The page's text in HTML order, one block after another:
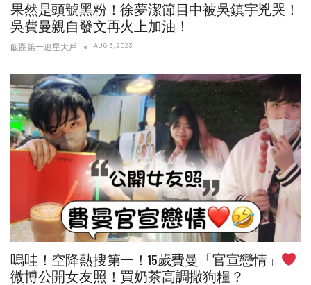
果然是頭號黑粉！徐夢潔節目中被吳鎮宇兇哭！
吳費曼親自發文再火上加油！
飯圈第一追星大戶 AUG 3, 2023
嗚哇！空降熱搜第一！15歲費曼「官宣戀情」
微博公開女友照！買奶茶高調撒狗糧？